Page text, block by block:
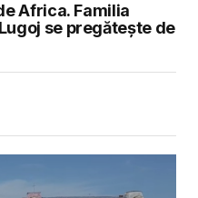
Africa. Familia
se pregătește de